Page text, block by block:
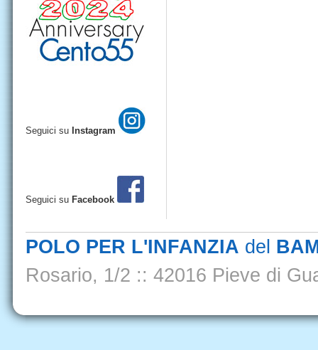
Seguici su Instagram
Seguici su Facebook
POLO PER L'INFANZIA del
Rosario, 1/2 :: 42016 Pieve di